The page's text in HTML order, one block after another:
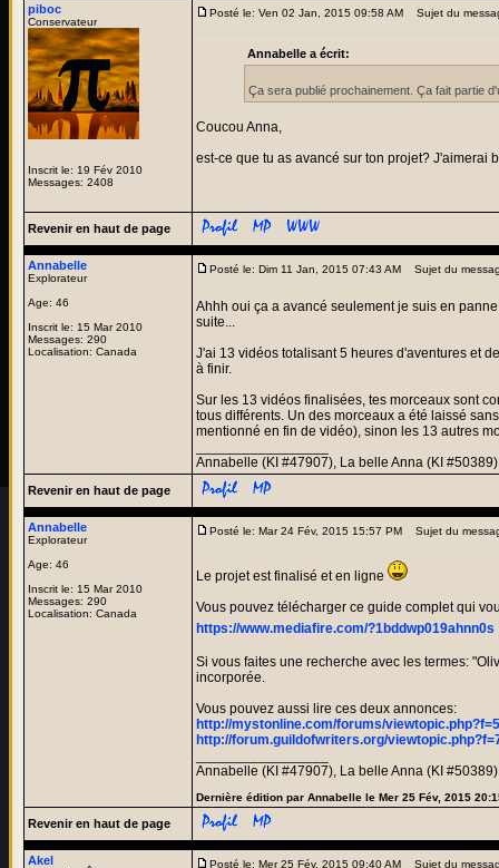
piboc
Conservateur
Inscrit le: 19 Fév 2010
Messages: 2408
Posté le: Ven 02 Jan, 2015 09:58 AM Sujet du
Annabelle a écrit:
Ça sera publié prochainement. Ça fait partie
Coucou Anna,
est-ce que tu as avancé sur ton projet? J'aimerai
Revenir en haut de page
Annabelle
Explorateur
Age: 46
Inscrit le: 15 Mar 2010
Messages: 290
Localisation: Canada
Posté le: Dim 11 Jan, 2015 07:43 AM Sujet du
Ahhh oui ça a avancé seulement je suis en
suite...
J'ai 13 vidéos totalisant 5 heures d'aventures et
à finir.
Sur les 13 vidéos finalisées, tes morceaux sont
tous différents. Un des morceaux a été laissé
mentionné en fin de vidéo), sinon les 13 autres
Annabelle (KI #47907), La belle Anna (KI #50389)
Revenir en haut de page
Annabelle
Explorateur
Age: 46
Inscrit le: 15 Mar 2010
Messages: 290
Localisation: Canada
Posté le: Mar 24 Fév, 2015 15:57 PM Sujet du
Le projet est finalisé et en ligne
Vous pouvez télécharger ce guide complet qui
https://www.mediafire.com/?1bddwp019ahnn0s
Si vous faites une recherche avec les termes:
incorporée.
Vous pouvez aussi lire ces deux annonces:
http://mystonline.com/forums/
http://forum.guildofwriters.org/
Annabelle (KI #47907), La belle Anna (KI #50389)
Dernière édition par Annabelle le Mer 25 Fév, 2015
Revenir en haut de page
Akel Posté le: Mer 25 Fév, 2015 09:40 AM Sujet du